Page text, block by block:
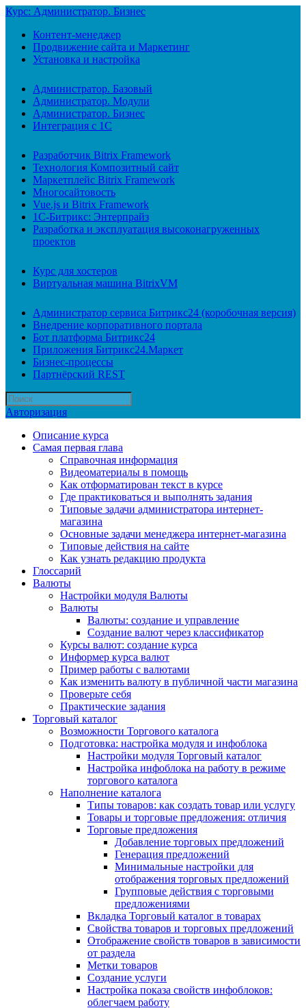
Курс: Администратор. Бизнес
Контент-менеджер
Продвижение сайта и Маркетинг
Установка и настройка
Администратор. Базовый
Администратор. Модули
Администратор. Бизнес
Интеграция с 1С
Разработчик Bitrix Framework
Технология Композитный сайт
Маркетплейс Bitrix Framework
Многосайтовость
Vue.js и Bitrix Framework
1С-Битрикс: Энтерпрайз
Разработка и эксплуатация высоконагруженных
проектов
Курс для хостеров
Виртуальная машина BitrixVM
Администратор сервиса Битрикс24 (коробочная версия)
Внедрение корпоративного портала
Бот платформа Битрикс24
Приложения Битрикс24.Маркет
Бизнес-процессы
Партнёрский REST
Авторизация
Описание курса
Самая первая глава
Справочная информация
Видеоматериалы в помощь
Как отформатирован текст в курсе
Где практиковаться и выполнять задания
Типовые задачи администратора интернет-
магазина
Основные задачи менеджера интернет-магазина
Типовые действия на сайте
Как узнать редакцию продукта
Глоссарий
Валюты
Настройки модуля Валюты
Валюты
Валюты: создание и управление
Создание валют через классификатор
Курсы валют: создание курса
Информер курса валют
Пример работы с валютами
Как изменить валюту в публичной части магазина
Проверьте себя
Практические задания
Торговый каталог
Возможности Торгового каталога
Подготовка: настройка модуля и инфоблока
Настройки модуля Торговый каталог
Настройка инфоблока на работу в режиме
торгового каталога
Наполнение каталога
Типы товаров: как создать товар или услугу
Товары и торговые предложения: отличия
Торговые предложения
Добавление торговых предложений
Генерация предложений
Минимальные настройки для
отображения торговых предложений
Групповые действия с торговыми
предложениями
Вкладка Торговый каталог в товарах
Свойства товаров и торговых предложений
Отображение свойств товаров в зависимости
от раздела
Метки товаров
Создание услуги
Настройка показа свойств инфоблоков:
облегчаем работу